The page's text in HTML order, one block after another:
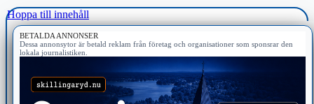
Hoppa till innehåll
BETALDA ANNONSER
Dessa annonsytor är betald reklam från företag och organisationer som sponsrar den
lokala journalistiken.